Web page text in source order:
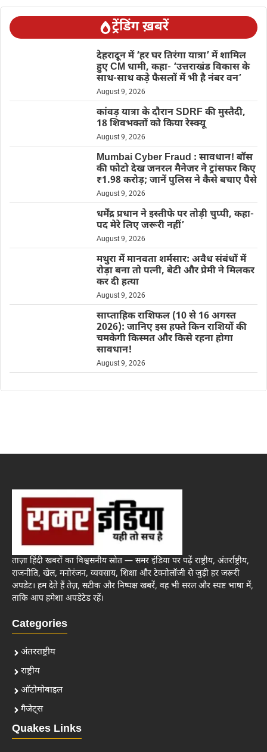
ट्रेंडिंग ख़बरें
देहरादून में ‘हर घर तिरंगा यात्रा’ में शामिल
हुए CM धामी, कहा- ‘उत्तराखंड विकास के
साथ-साथ कड़े फैसलों में भी है नंबर वन’
August 9, 2026
कांवड़ यात्रा के दौरान SDRF की मुस्तैदी,
18 शिवभक्तों को किया रेस्क्यू
August 9, 2026
Mumbai Cyber Fraud : सावधान! बॉस
की फोटो देख जनरल मैनेजर ने ट्रांसफर किए
₹1.98 करोड़; जानें पुलिस ने कैसे बचाए पैसे
August 9, 2026
धर्मेंद्र प्रधान ने इस्तीफे पर तोड़ी चुप्पी, कहा-
पद मेरे लिए जरूरी नहीं’
August 9, 2026
मथुरा में मानवता शर्मसार: अवैध संबंधों में
रोड़ा बना तो पत्नी, बेटी और प्रेमी ने मिलकर
कर दी हत्या
August 9, 2026
साप्ताहिक राशिफल (10 से 16 अगस्त
2026): जानिए इस हफ्ते किन राशियों की
चमकेगी किस्मत और किसे रहना होगा
सावधान!
August 9, 2026
ताज़ा हिंदी खबरों का विश्वसनीय स्रोत — समर इंडिया पर पढ़ें राष्ट्रीय, अंतर्राष्ट्रीय,
राजनीति, खेल, मनोरंजन, व्यवसाय, शिक्षा और टेक्नोलॉजी से जुड़ी हर जरूरी
अपडेट। हम देते हैं तेज़, सटीक और निष्पक्ष खबरें, वह भी सरल और स्पष्ट भाषा में,
ताकि आप हमेशा अपडेटेड रहें।
Categories
अंतरराष्ट्रीय
राष्ट्रीय
ऑटोमोबाइल
गैजेट्स
Quakes Links